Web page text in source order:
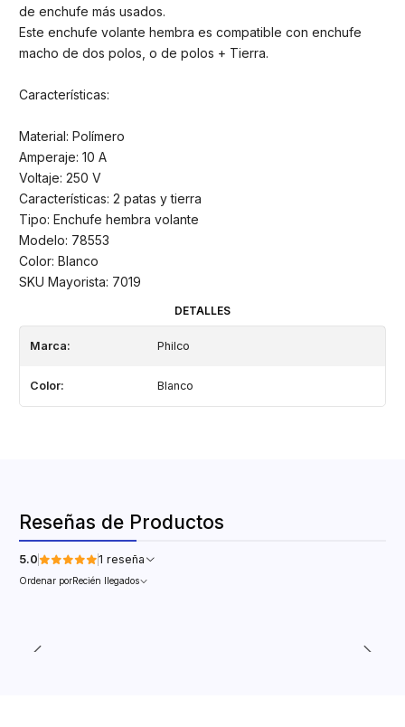
de enchufe más usados.
Este enchufe volante hembra es compatible con enchufe
macho de dos polos, o de polos + Tierra.
Características:
Material: Polímero
Amperaje: 10 A
Voltaje: 250 V
Características: 2 patas y tierra
Tipo: Enchufe hembra volante
Modelo: 78553
Color: Blanco
SKU Mayorista: 7019
DETALLES
Marca: Philco
Color: Blanco
Reseñas de Productos
5.0 1 reseña
Ordenar porRecién llegados